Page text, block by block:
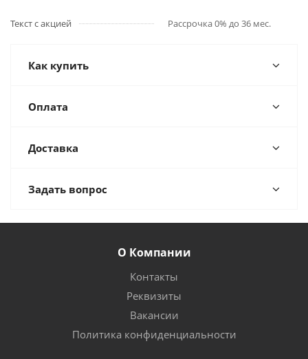
Текст с акцией Рассрочка 0% до 36 мес.
Как купить
Оплата
Доставка
Задать вопрос
О Компании
Контакты
Реквизиты
Вакансии
Политика конфиденциальности